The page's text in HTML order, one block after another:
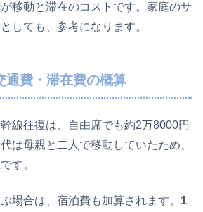
移動と滞在のコストです。家庭のサ
しても、参考になります。
通費・滞在費の概算
線往復は、自由席でも約2万8000円
は母親と二人で移動していたため、
す。
場合は、宿泊費も加算されます。 1